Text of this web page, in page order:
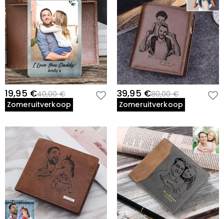
19,95 €40,00 €
Zomeruitverkoop
39,95 €80,00 €
Zomeruitverkoop